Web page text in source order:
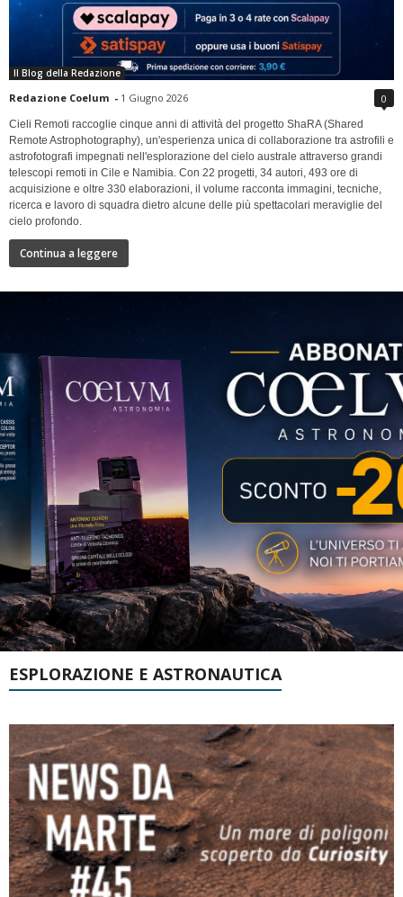
Il Blog della Redazione
Redazione Coelum - 1 Giugno 2026 0
Cieli Remoti raccoglie cinque anni di attività del progetto ShaRA (Shared
Remote Astrophotography), un'esperienza unica di collaborazione tra astrofili e
astrofotografi impegnati nell'esplorazione del cielo australe attraverso grandi
telescopi remoti in Cile e Namibia. Con 22 progetti, 34 autori, 493 ore di
acquisizione e oltre 330 elaborazioni, il volume racconta immagini, tecniche,
ricerca e lavoro di squadra dietro alcune delle più spettacolari meraviglie del
cielo profondo.
Continua a leggere
ESPLORAZIONE E ASTRONAUTICA